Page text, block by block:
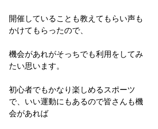
開催していることも教えてもらい声も
かけてもらったので、
機会があれがそっちでも利用をしてみ
たい思います。
初心者でもかなり楽しめるスポーツ
で、いい運動にもあるので皆さんも機
会があれば